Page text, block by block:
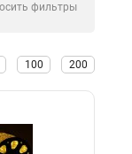
фильтры
100 200